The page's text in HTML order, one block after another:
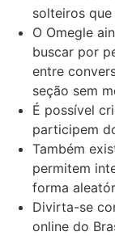
solteiros que
O Omegle
buscar por
entre
seção sem
É possível
participem
Também
permitem
forma
Divirta-se
online do